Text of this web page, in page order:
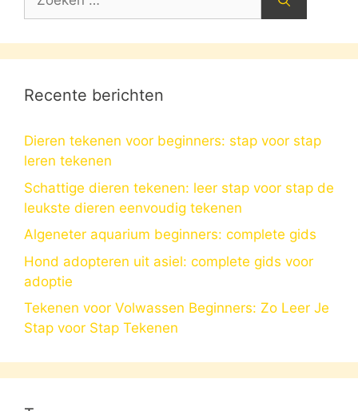
Recente berichten
Dieren tekenen voor beginners: stap voor stap
leren tekenen
Schattige dieren tekenen: leer stap voor stap de
leukste dieren eenvoudig tekenen
Algeneter aquarium beginners: complete gids
Hond adopteren uit asiel: complete gids voor
adoptie
Tekenen voor Volwassen Beginners: Zo Leer Je
Stap voor Stap Tekenen